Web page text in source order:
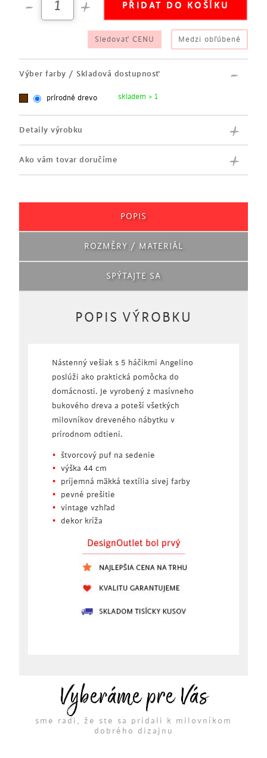
Sledovať CENU Medzi obľúbené
Výber farby / Skladová dostupnosť
prírodné drevo skladem > 1
Detaily výrobku
Ako vám tovar doručíme
POPIS
ROZMĚRY / MATERIÁL
SPÝTAJTE SA
POPIS VÝROBKU
Nástenný vešiak s 5 háčikmi Angelino
poslúži ako praktická pomôcka do
domácnosti. Je vyrobený z masívneho
bukového dreva a poteší všetkých
milovníkov dreveného nábytku v
prírodnom odtieni.
štvorcový puf na sedenie
výška 44 cm
príjemná mäkká textília sivej farby
pevné prešitie
vintage vzhľad
dekor kríža
Vyberáme pre Vás
sme radi, že ste sa pridali k milovníkom
dobrého dizajnu